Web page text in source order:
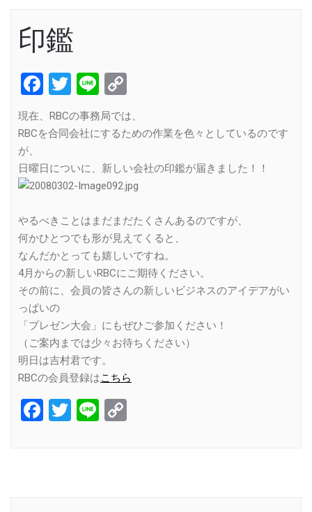
印鑑
Facebook
Twitter
Line
Link
現在、RBCの事務局では、
RBCを合同会社にするための作業を色々としているのです
が、
日曜日についに、新しい会社の印鑑が届きました！！
やるべきことはまだまだたくさんあるのですが、
何かひとつでも形が見えてくると、
なんだかとっても嬉しいですね。
4月からの新しいRBCにご期待ください。
その前に、会員の皆さんの新しいビジネスのアイデアがい
っぱいの
「プレゼン大会」にもぜひご参加ください！
（ご案内までは少々お待ちください）
明日は吉村君です。
RBCの会員登録はこちら
Facebook
Twitter
Line